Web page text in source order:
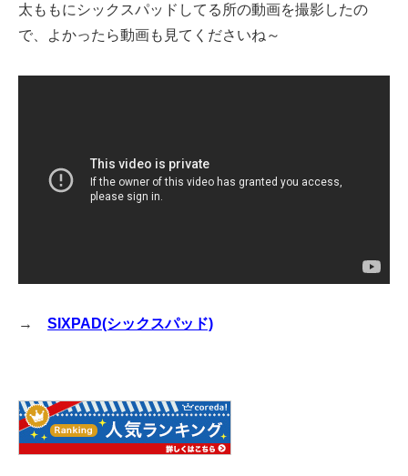
太ももにシックスパッドしてる所の動画を撮影したの
で、よかったら動画も見てくださいね～
→ SIXPAD(シックスパッド)